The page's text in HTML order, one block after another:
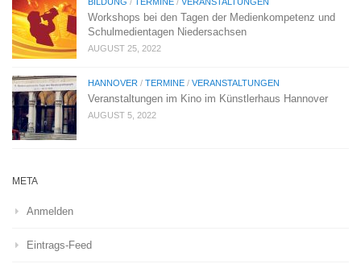
Workshops bei den Tagen der Medienkompetenz und
Schulmedientagen Niedersachsen
AUGUST 25, 2022
HANNOVER / TERMINE / VERANSTALTUNGEN
Veranstaltungen im Kino im Künstlerhaus Hannover
AUGUST 5, 2022
META
Anmelden
Eintrags-Feed